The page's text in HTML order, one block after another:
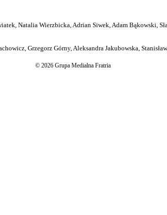
Natalia Wierzbicka, Adrian Siwek, Adam Bąkowski,
Grzegorz Górny, Aleksandra Jakubowska,
© 2026 Grupa Medialna Fratria